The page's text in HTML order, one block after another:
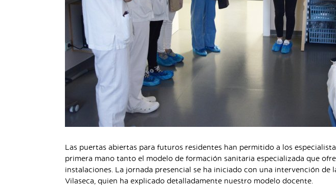
Las puertas abiertas para futuros residentes han permitido a los
primera mano tanto el modelo de formación sanitaria especializada que
instalaciones. La jornada presencial se ha iniciado con una intervención de
Vilaseca, quien ha explicado detalladamente nuestro modelo docente.